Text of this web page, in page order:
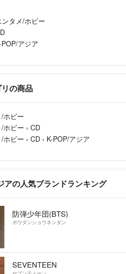
タメ/ホビー
アジア
の商品
ホビー
ホビー › CD
ホビー › CD › K-POP/アジア
アの人気ブランドランキング
防弾少年団(BTS)
ボウダンショウネンダン
SEVENTEEN